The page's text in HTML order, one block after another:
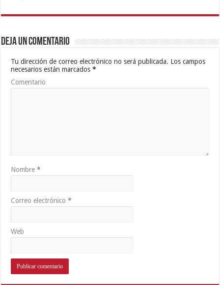
Deja un comentario
Tu dirección de correo electrónico no será publicada. Los campos
necesarios están marcados*
Comentario
Nombre*
Correo electrónico*
Web